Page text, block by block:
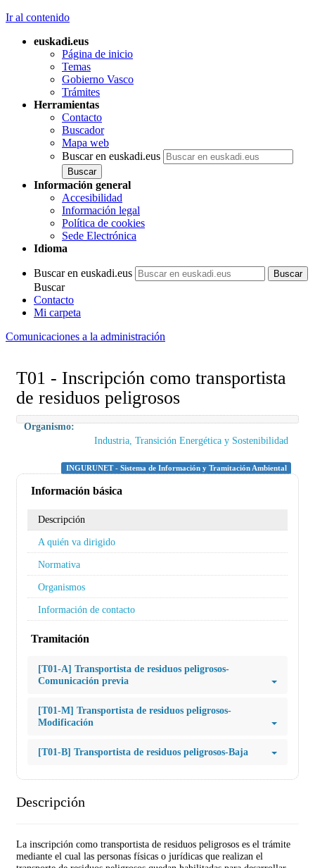
Ir al contenido
euskadi.eus
Página de inicio
Temas
Gobierno Vasco
Trámites
Herramientas
Contacto
Buscador
Mapa web
Buscar en euskadi.eus
Información general
Accesibilidad
Información legal
Política de cookies
Sede Electrónica
Idioma
Buscar en euskadi.eus
Buscar
Contacto
Mi carpeta
Comunicaciones a la administración
T01 - Inscripción como transportista
de residuos peligrosos
Organismo:
Industria, Transición Energética y Sostenibilidad
INGURUNET - Sistema de Información y Tramitación Ambiental
Información básica
Descripción
A quién va dirigido
Normativa
Organismos
Información de contacto
Tramitación
[T01-A] Transportista de residuos peligrosos-
Comunicación previa
[T01-M] Transportista de residuos peligrosos-
Modificación
[T01-B] Transportista de residuos peligrosos-Baja
Descripción
La inscripción como transportista de residuos peligrosos es el trámite
mediante el cual las personas físicas o jurídicas que realizan el